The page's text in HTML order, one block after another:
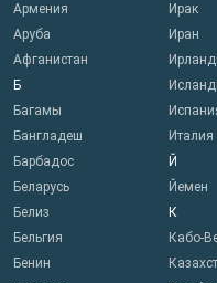
Армения
Аруба
Афганистан
Б
Багамы
Бангладеш
Барбадос
Беларусь
Белиз
Бельгия
Бенин
Ирак
Иран
Италия
Й
Йемен
К
Кабо-